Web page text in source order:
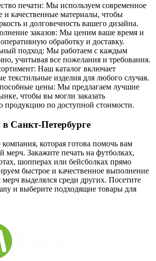
печати: Мы используем современное
и качественные материалы, чтобы
и долговечность вашего дизайна.
заказов: Мы ценим ваше время и
обработку и доставку.
подход: Мы работаем с каждым
учитывая все пожелания и требования.
Наш каталог включает
текстильные изделия для любого случая.
цены: Мы предлагаем лучшие
чтобы вы могли заказать
продукцию по доступной стоимости.
Санкт-Петербурге
которая готова помочь вам
мерч. Закажите печать на футболках,
шопперах или бейсболках прямо
быстрое и качественное выполнение
выделялся среди других. Посетите
и выберите подходящие товары для